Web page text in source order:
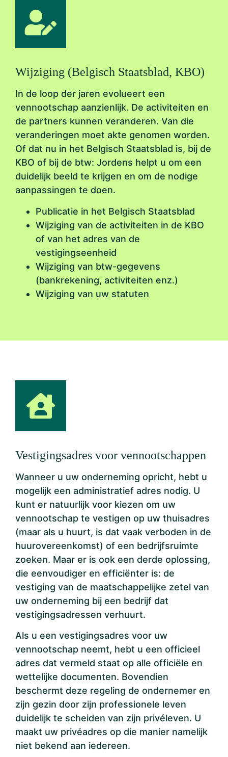
Wijziging (Belgisch Staatsblad, KBO)
In de loop der jaren evolueert een
vennootschap aanzienlijk. De activiteiten en
de partners kunnen veranderen. Van die
veranderingen moet akte genomen worden.
Of dat nu in het Belgisch Staatsblad is, bij de
KBO of bij de btw: Jordens helpt u om een
duidelijk beeld te krijgen en om de nodige
aanpassingen te doen.
Publicatie in het Belgisch Staatsblad
Wijziging van de activiteiten in de KBO
of van het adres van de
vestigingseenheid
Wijziging van btw-gegevens
(bankrekening, activiteiten enz.)
Wijziging van uw statuten
Vestigingsadres voor vennootschappen
Wanneer u uw onderneming opricht, hebt u
mogelijk een administratief adres nodig. U
kunt er natuurlijk voor kiezen om uw
vennootschap te vestigen op uw thuisadres
(maar als u huurt, is dat vaak verboden in de
huurovereenkomst) of een bedrijfsruimte
zoeken. Maar er is ook een derde oplossing,
die eenvoudiger en efficiënter is: de
vestiging van de maatschappelijke zetel van
uw onderneming bij een bedrijf dat
vestigingsadressen verhuurt.
Als u een vestigingsadres voor uw
vennootschap neemt, hebt u een officieel
adres dat vermeld staat op alle officiële en
wettelijke documenten. Bovendien
beschermt deze regeling de ondernemer en
zijn gezin door zijn professionele leven
duidelijk te scheiden van zijn privéleven. U
maakt uw privéadres op die manier namelijk
niet bekend aan iedereen.